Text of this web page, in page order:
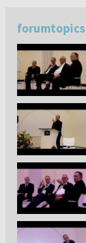
forumtopics